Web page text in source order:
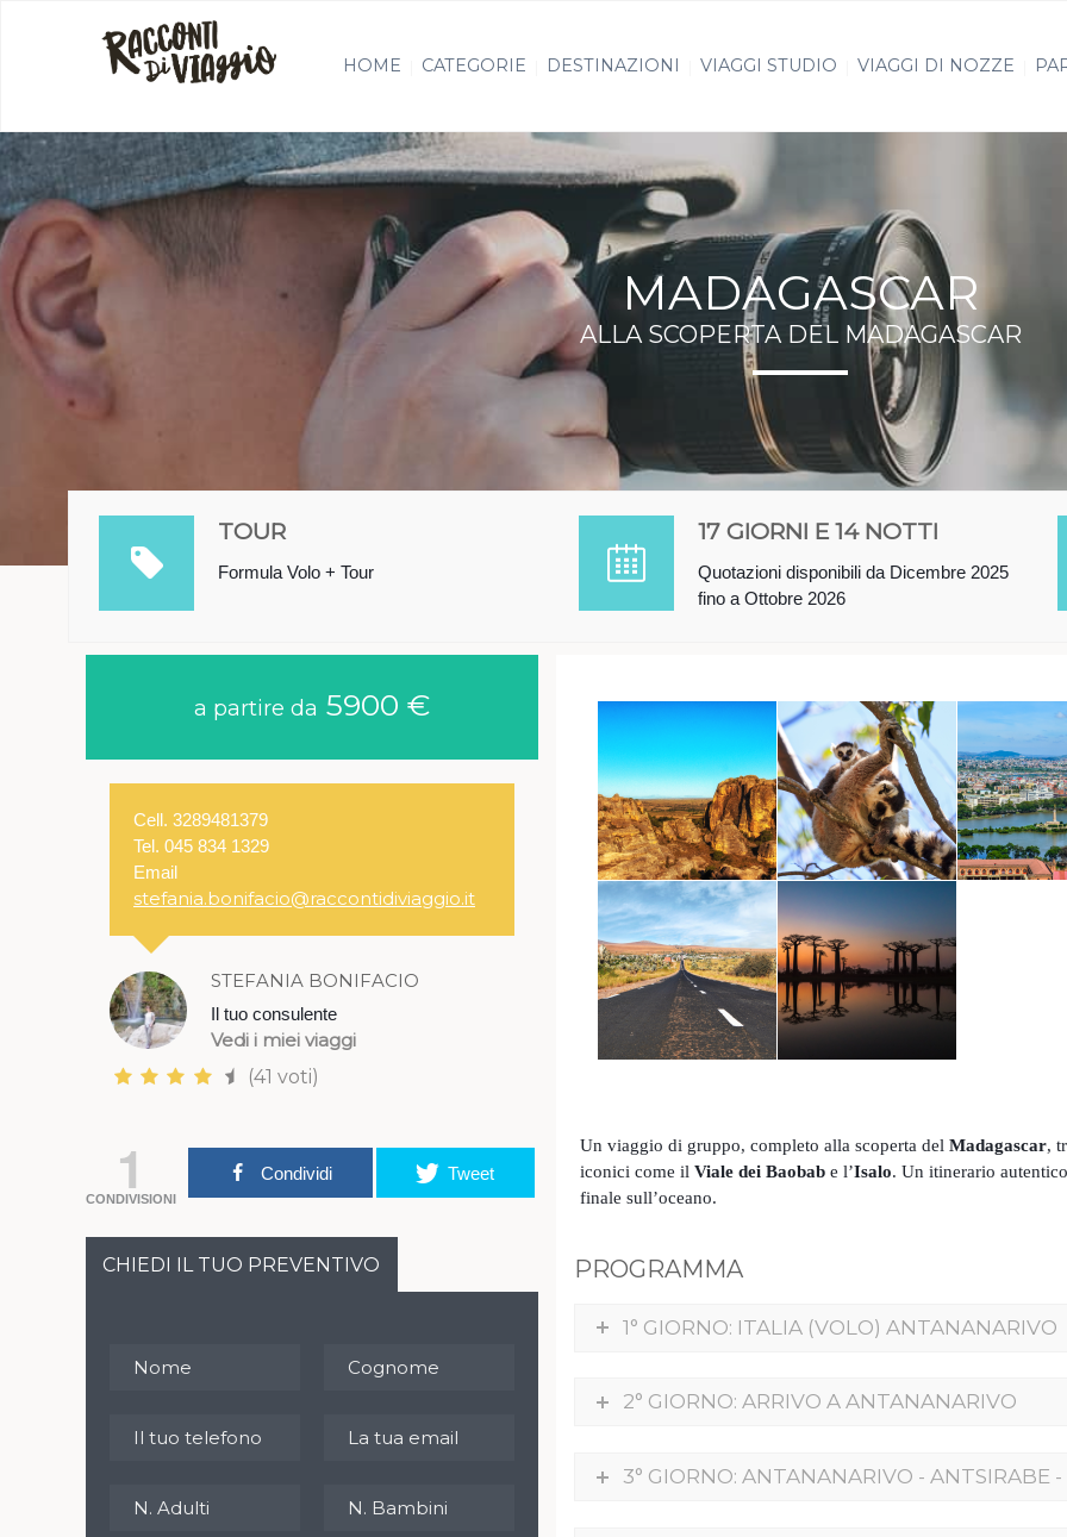
HOME CATEGORIE DESTINAZIONI VIAGGI STUDIO VIAGGI DI NOZZE
MADAGASCAR
ALLA SCOPERTA DEL MADAGASCAR
TOUR
Formula Volo + Tour
17 GIORNI E 14 NOTTI
Quotazioni disponibili da Dicembre 2025
fino a Ottobre 2026
a partire da 5900 €
Cell. 3289481379
Tel. 045 834 1329
Email
stefania.bonifacio@raccontidiviaggio.it
STEFANIA BONIFACIO
Il tuo consulente
Vedi i miei viaggi
(41 voti)
1
CONDIVISIONI
Condividi Tweet
CHIEDI IL TUO PREVENTIVO
Un viaggio di gruppo, completo alla scoperta del Madagascar,
iconici come il Viale dei Baobab e l’Isalo. Un itinerario
finale sull’oceano.
PROGRAMMA
1° GIORNO: ITALIA (VOLO) ANTANANARIVO
2° GIORNO: ARRIVO A ANTANANARIVO
3° GIORNO: ANTANANARIVO - ANTSIRABE